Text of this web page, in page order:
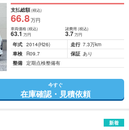
支払総額(税込)
66.8万円
車両価格(税込)
63.1万円
諸費用 (税込)
3.7 万円
年式 2014(H26) 走行 7.3万km
車検
R09.7 保証 あり
整備 定期点検整備有
今すぐ
在庫確認・見積依頼
新着